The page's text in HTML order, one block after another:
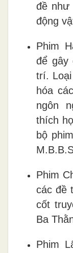
đề như
động
Phim
để gây
trí.
hóa
ngôn
thích
bộ
Phim
các đề
cốt
Ba
Phim